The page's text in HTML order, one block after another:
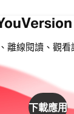
離線閱讀、觀看
下載應用